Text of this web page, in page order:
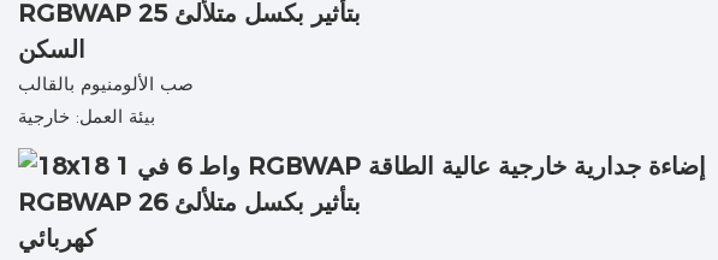
السكن
صب الألومنيوم بالقالب
بيئة العمل: خارجية
كهربائي